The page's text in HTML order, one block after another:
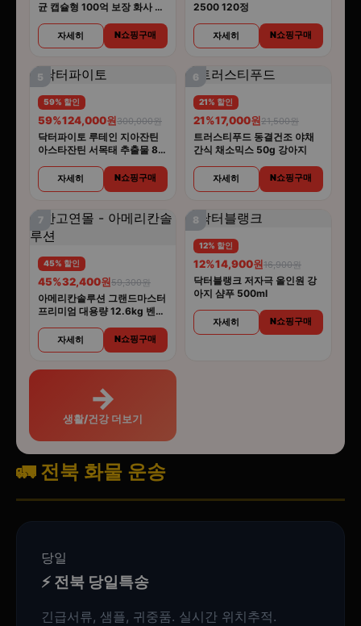
균 캡슐형 100억 보장 화사 유
자세히 N쇼핑구매
2500 120정
자세히 N쇼핑구매
5
59% 할인
59%124,000원300,000원
닥터파이토 루테인 지아잔틴
아스타잔틴 서목태 추출물 8중
자세히 N쇼핑구매
6
21% 할인
21%17,000원21,500원
트러스티푸드 동결건조 야채
간식 채소믹스 50g 강아지
자세히 N쇼핑구매
7
45% 할인
45%32,400원59,300원
아메리칸솔루션 그랜드마스터
프리미엄 대용량 12.6kg 벤토
자세히 N쇼핑구매
8
12% 할인
12%14,900원16,900원
닥터블랭크 저자극 올인원 강
아지 샴푸 500ml
자세히 N쇼핑구매
→
생활/건강 더보기
🚛 전북 화물 운송
당일
⚡ 전북 당일특송
긴급서류, 샘플, 귀중품. 실시간 위치추적.